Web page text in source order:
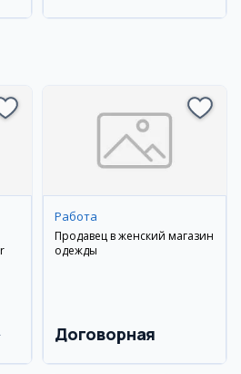
Работа
Продавец в женский магазин
одежды
Договорная